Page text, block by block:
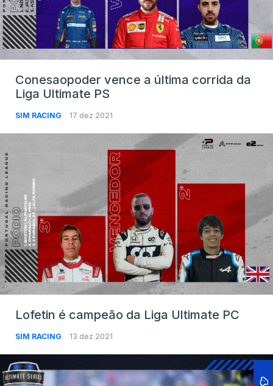
Conesaopoder vence a última corrida da
Liga Ultimate PS
SIM RACING 17 dez 2021
Lofetin é campeão da Liga Ultimate PC
SIM RACING 13 dez 2021